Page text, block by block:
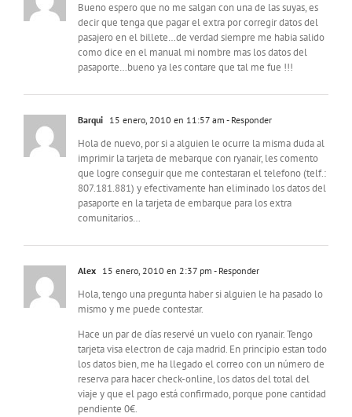
Bueno espero que no me salgan con una de las suyas, es
decir que tenga que pagar el extra por corregir datos del
pasajero en el billete…de verdad siempre me habia salido
como dice en el manual mi nombre mas los datos del
pasaporte…bueno ya les contare que tal me fue !!!
Barqui 15 enero, 2010 en 11:57 am - Responder
Hola de nuevo, por si a alguien le ocurre la misma duda al
imprimir la tarjeta de mebarque con ryanair, les comento
que logre conseguir que me contestaran el telefono (telf.:
807.181.881) y efectivamente han eliminado los datos del
pasaporte en la tarjeta de embarque para los extra
comunitarios…
Alex 15 enero, 2010 en 2:37 pm - Responder
Hola, tengo una pregunta haber si alguien le ha pasado lo
mismo y me puede contestar.
Hace un par de días reservé un vuelo con ryanair. Tengo
tarjeta visa electron de caja madrid. En principio estan todo
los datos bien, me ha llegado el correo con un número de
reserva para hacer check-online, los datos del total del
viaje y que el pago está confirmado, porque pone cantidad
pendiente 0€.